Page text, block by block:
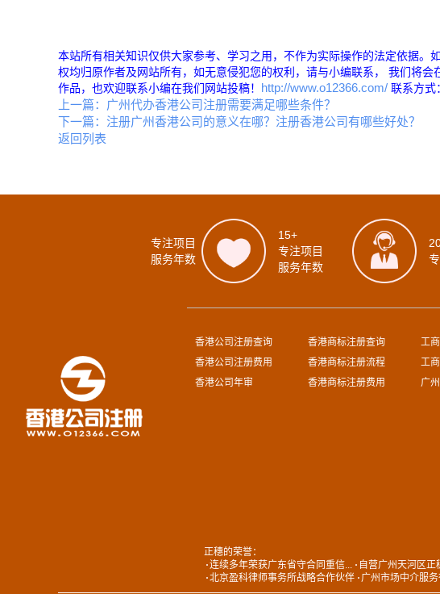
本站所有相关知识仅供大家参考、学习之用，不作为实际操作的法定依据。
权均归原作者及网站所有，如无意侵犯您的权利，请与小编联系， 我们将
作品，也欢迎联系小编在我们网站投稿！ http://www.o12366.com/ 联系方式
上一篇： 广州代办香港公司注册需要满足哪些条件？
下一篇： 注册广州香港公司的意义在哪？注册香港公司有哪些好处？
返回列表
专注项目
服务年数
15+
专注项目
服务年数
香港公司注册查询
香港公司注册费用
香港公司年审
香港商标注册查询
香港商标注册流程
香港商标注册费用
工
工
广
正穗的荣誉：
连续多年荣获广东省守合同重信...
自营广州天河区正
北京盈科律师事务所战略合作伙伴 广州市场中介服